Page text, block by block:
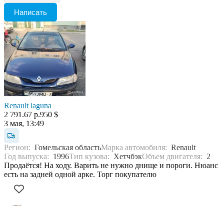
Написать
Renault laguna
2 791.67 р.950 $
3 мая, 13:49
Регион: Гомельская областьМарка автомобиля: Renault
Год выпуска: 1996Тип кузова: ХетчбэкОбъем двигателя: 2
Продаётся! На ходу. Варить не нужно днище и пороги. Нюанс
есть на задней одной арке. Торг покупателю